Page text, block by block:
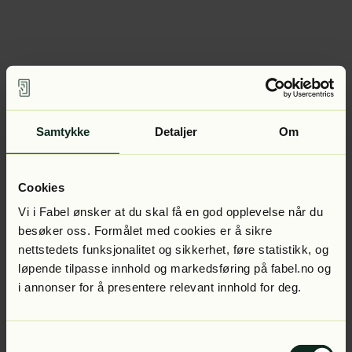
Samtykke Detaljer Om
Cookies
Vi i Fabel ønsker at du skal få en god opplevelse når du
besøker oss. Formålet med cookies er å sikre
nettstedets funksjonalitet og sikkerhet, føre statistikk, og
løpende tilpasse innhold og markedsføring på fabel.no og
i annonser for å presentere relevant innhold for deg.